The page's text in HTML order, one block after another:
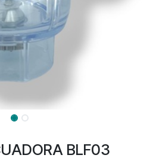
BLF03